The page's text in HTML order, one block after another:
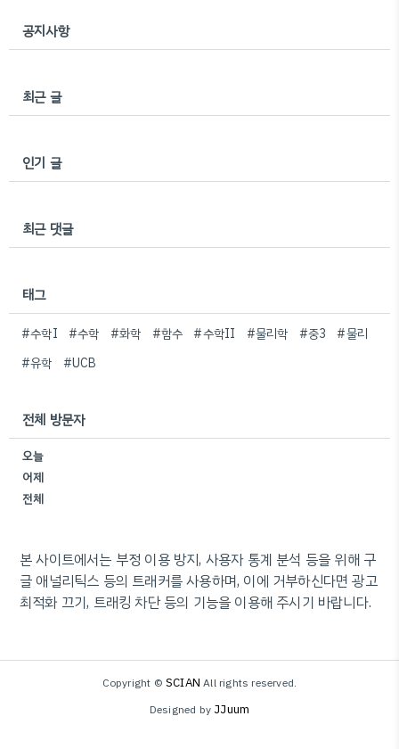
공지사항
최근 글
인기 글
최근 댓글
태그
#수학I #수학 #화학 #함수 #수학II #물리학 #중3
#물리
#유학
#UCB
전체 방문자
오늘
어제
전체
본 사이트에서는 부정 이용 방지, 사용자 통계 분석 등을 위해 구
글 애널리틱스 등의 트래커를 사용하며, 이에 거부하신다면 광고
최적화 끄기, 트래킹 차단 등의 기능을 이용해 주시기 바랍니다.
Copyright ©SCIAN All rights reserved.
Designed by JJuum